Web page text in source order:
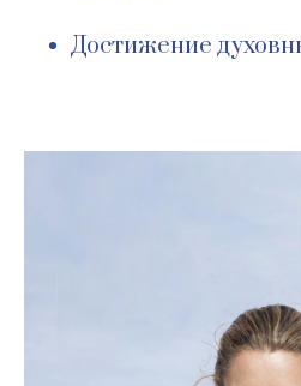
Достижение